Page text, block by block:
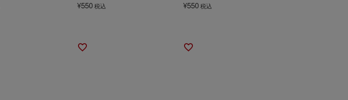
¥550税込 ¥550税込